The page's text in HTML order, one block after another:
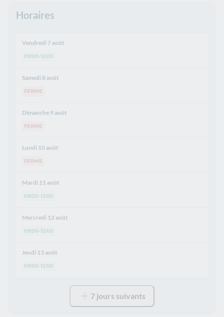
Horaires
Vendredi 7 août
09:00-12:00
Samedi 8 août
FERME
Dimanche 9 août
FERME
Lundi 10 août
FERME
Mardi 11 août
09:00-12:00
Mercredi 12 août
09:00-12:00
Jeudi 13 août
09:00-12:00
7 jours suivants